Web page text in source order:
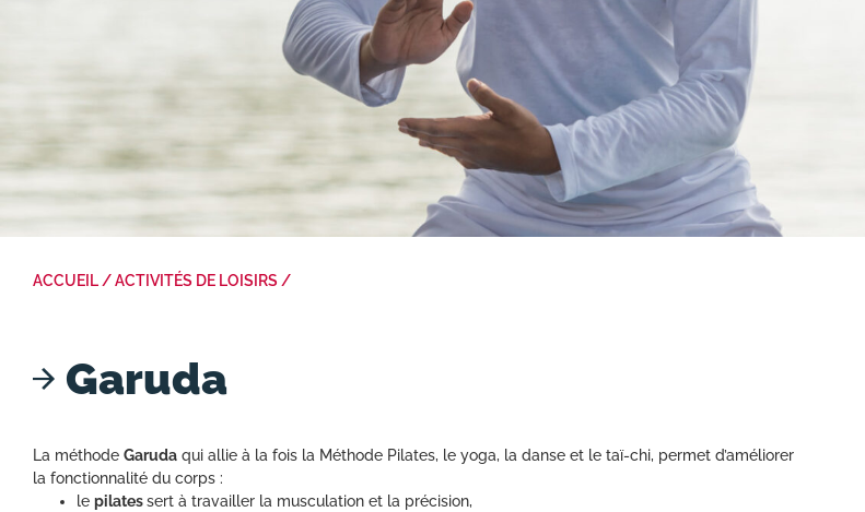
ACCUEIL /ACTIVITÉS DE LOISIRS /
Garuda
La méthode Garuda qui allie à la fois la Méthode Pilates, le yoga, la danse et le taï-chi, permet d’améliorer
la fonctionnalité du corps :
le pilatessert à travailler la musculation et la précision,